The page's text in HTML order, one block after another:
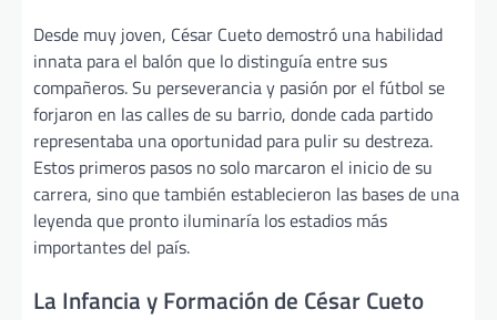
Desde muy joven, César Cueto demostró una habilidad
innata para el balón que lo distinguía entre sus
compañeros. Su perseverancia y pasión por el fútbol se
forjaron en las calles de su barrio, donde cada partido
representaba una oportunidad para pulir su destreza.
Estos primeros pasos no solo marcaron el inicio de su
carrera, sino que también establecieron las bases de una
leyenda que pronto iluminaría los estadios más
importantes del país.
La Infancia y Formación de César Cueto